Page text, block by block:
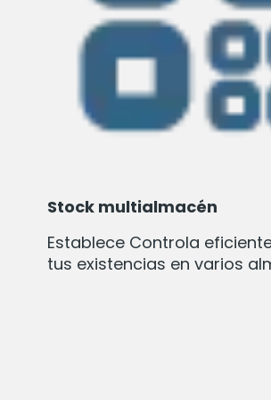
Stock multialmacén
Establece Controla
tus existencias en varios